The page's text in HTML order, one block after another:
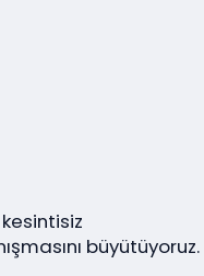
büyütüyoruz.